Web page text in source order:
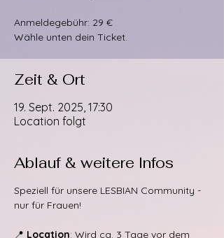
Anmeldegebühr: 29 €
Wähle unten dein Ticket.
Zeit & Ort
19. Sept. 2025, 17:30
Location folgt
Ablauf & weitere Infos
Speziell für unsere LESBIAN Community -
nur für Frauen!
📍 Location: Wird ca. 3 Tage vor dem